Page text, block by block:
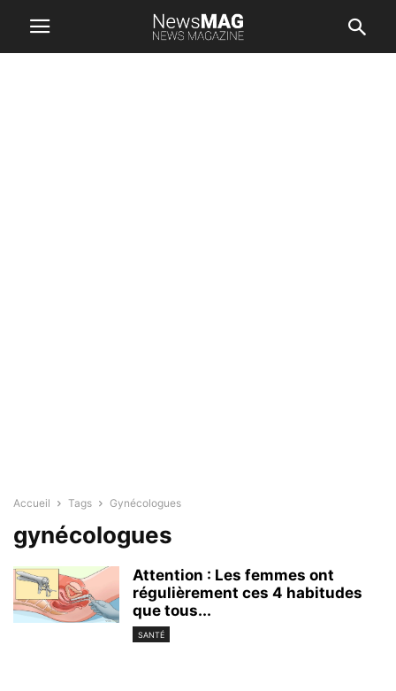
Accueil Tags Gynécologues
gynécologues
Attention : Les femmes ont
régulièrement ces 4 habitudes
que tous...
SANTÉ